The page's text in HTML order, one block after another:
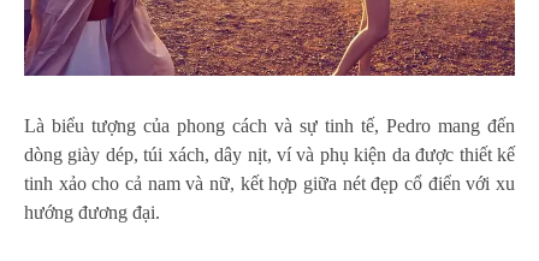
Là biểu tượng của phong cách và sự tinh tế, Pedro mang đến
dòng giày dép, túi xách, dây nịt, ví và phụ kiện da được thiết kế
tinh xảo cho cả nam và nữ, kết hợp giữa nét đẹp cổ điển với xu
hướng đương đại.